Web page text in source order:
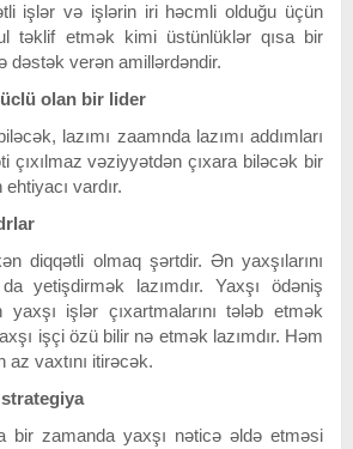
işlər və işlərin iri həcmli olduğu üçün
təklif etmək kimi üstünlüklər qısa bir
dəstək verən amillərdəndir.
olan bir lider
lazımı zaamnda lazımı addımları
çıxılmaz vəziyyətdən çıxara biləcək bir
vardır.
diqqətli olmaq şərtdir. Ən yaxşılarını
yetişdirmək lazımdır. Yaxşı ödəniş
işlər çıxartmalarını tələb etmək
işçi özü bilir nə etmək lazımdır. Həm
az vaxtını itirəcək.
bir zamanda yaxşı nəticə əldə etməsi